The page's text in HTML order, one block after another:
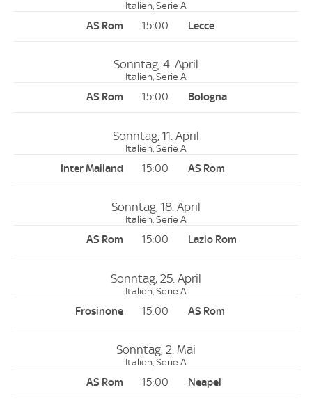
Italien, Serie A
15:00
Sonntag, 4. April
Italien, Serie A
15:00
Sonntag, 11. April
Italien, Serie A
15:00
Sonntag, 18. April
Italien, Serie A
15:00
Sonntag, 25. April
Italien, Serie A
15:00
Sonntag, 2. Mai
Italien, Serie A
15:00